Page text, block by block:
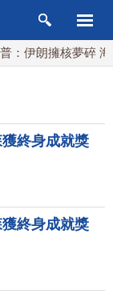
：伊朗擁核夢碎 海
終身成就獎
終身成就獎